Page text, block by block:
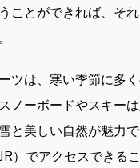
ことができれば、そ
ツは、寒い季節に多
ノーボードやスキー
と美しい自然が魅力
）でアクセスできる